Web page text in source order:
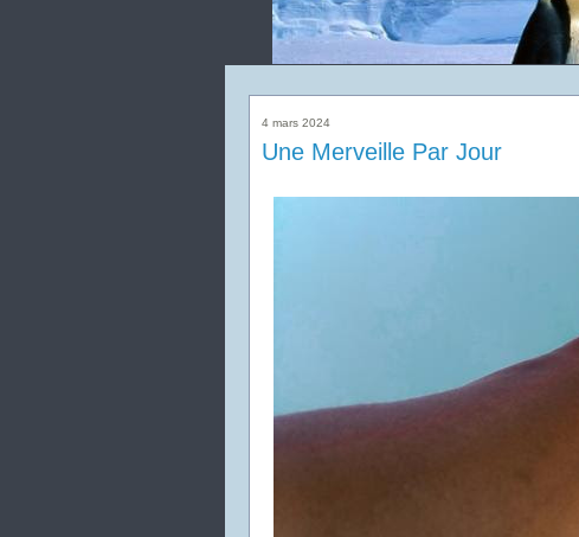
4 mars 2024
Une Merveille Par Jour